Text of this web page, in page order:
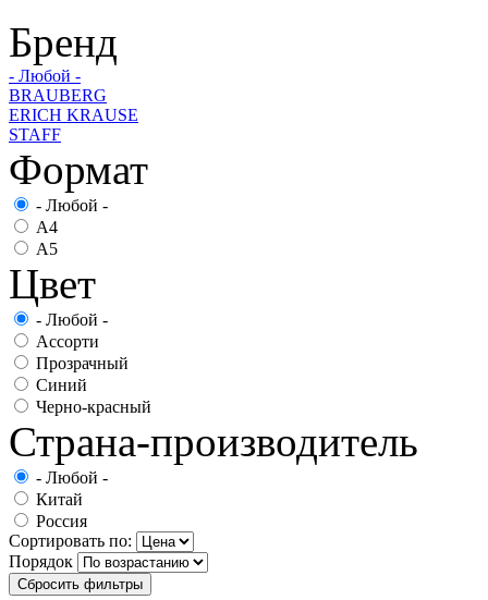
Бренд
- Любой -
BRAUBERG
ERICH KRAUSE
STAFF
Формат
- Любой -
А4
А5
Цвет
- Любой -
Ассорти
Прозрачный
Синий
Черно-красный
Страна-производитель
- Любой -
Китай
Россия
Сортировать по:
Порядок